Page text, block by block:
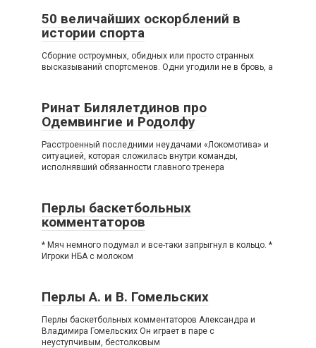
50 величайших оскорблений в
истории спорта
Сборние остроумных, обидных или просто странных
высказываний спортсменов. Одни угодили не в бровь, а
Ринат Билялетдинов про
Одемвингие и Родолфу
Расстроенный последними неудачами «Локомотива» и
ситуацией, которая сложилась внутри команды,
исполнявший обязанности главного тренера
Перлы баскетбольных
комментаторов
* Мяч немного подумал и все-таки запрыгнул в кольцо. *
Игроки НБА с молоком
Перлы А. и В. Гомельских
Перлы баскетбольных комментаторов Александра и
Владимира Гомельских Он играет в паре с
неуступчивым, бестолковым